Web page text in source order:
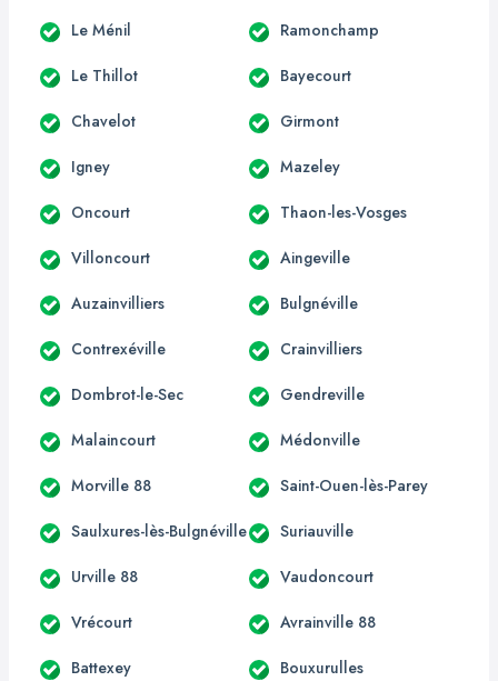
Le Ménil Ramonchamp
Le Thillot Bayecourt
Chavelot Girmont
Igney Mazeley
Oncourt Thaon-les-Vosges
Villoncourt Aingeville
Auzainvilliers Bulgnéville
Contrexéville Crainvilliers
Dombrot-le-Sec Gendreville
Malaincourt Médonville
Morville 88 Saint-Ouen-lès-Parey
Saulxures-lès-Bulgnéville Suriauville
Urville 88 Vaudoncourt
Vrécourt Avrainville 88
Battexey Bouxurulles